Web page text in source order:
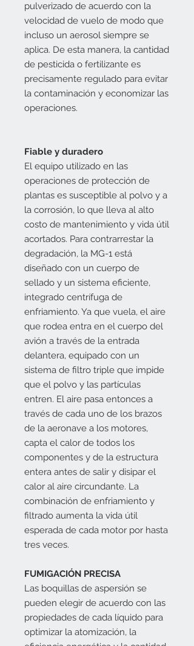
pulverizado de acuerdo con la
velocidad de vuelo de modo que
incluso un aerosol siempre se
aplica. De esta manera, la cantidad
de pesticida o fertilizante es
precisamente regulado para evitar
la contaminación y economizar las
operaciones.
Fiable y duradero
El equipo utilizado en las
operaciones de protección de
plantas es susceptible al polvo y a
la corrosión, lo que lleva al alto
costo de mantenimiento y vida útil
acortados. Para contrarrestar la
degradación, la MG-1 está
diseñado con un cuerpo de
sellado y un sistema eficiente,
integrado centrífuga de
enfriamiento. Ya que vuela, el aire
que rodea entra en el cuerpo del
avión a través de la entrada
delantera, equipado con un
sistema de filtro triple que impide
que el polvo y las partículas
entren. El aire pasa entonces a
través de cada uno de los brazos
de la aeronave a los motores,
capta el calor de todos los
componentes y de la estructura
entera antes de salir y disipar el
calor al aire circundante. La
combinación de enfriamiento y
filtrado aumenta la vida útil
esperada de cada motor por hasta
tres veces.
FUMIGACIÓN PRECISA
Las boquillas de aspersión se
pueden elegir de acuerdo con las
propiedades de cada líquido para
optimizar la atomización, la